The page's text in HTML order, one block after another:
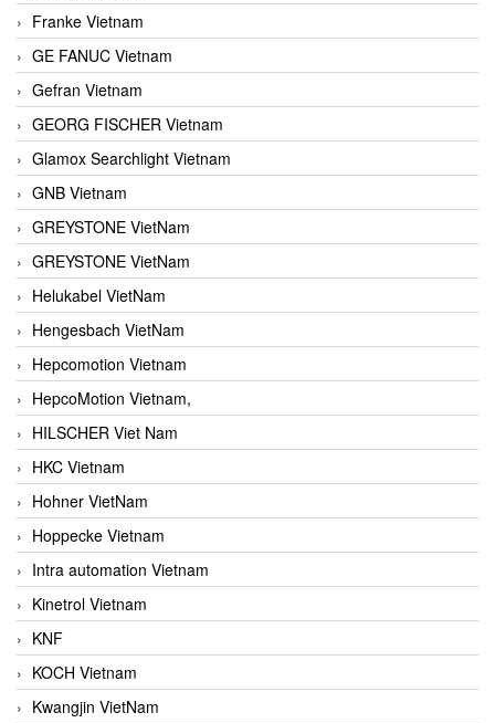
Franke Vietnam
GE FANUC Vietnam
Gefran Vietnam
GEORG FISCHER Vietnam
Glamox Searchlight Vietnam
GNB Vietnam
GREYSTONE VietNam
GREYSTONE VietNam
Helukabel VietNam
Hengesbach VietNam
Hepcomotion Vietnam
HepcoMotion Vietnam,
HILSCHER Viet Nam
HKC Vietnam
Hohner VietNam
Hoppecke Vietnam
Intra automation Vietnam
Kinetrol Vietnam
KNF
KOCH Vietnam
Kwangjin VietNam